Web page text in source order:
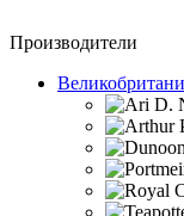
Производители